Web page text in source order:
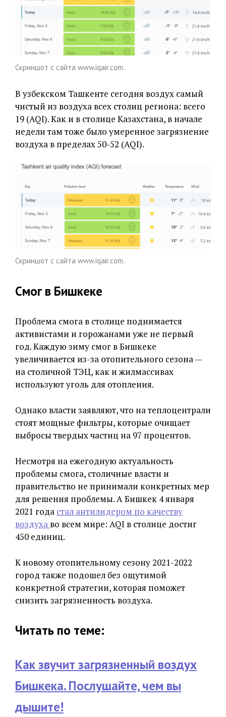
Скриншот с сайта www.iqair.com.
В узбекском Ташкенте сегодня воздух самый
чистый из воздуха всех столиц региона: всего
19 (AQI). Как и в столице Казахстана, в начале
недели там тоже было умеренное загрязнение
воздуха в пределах 50-52 (AQI).
Скриншот с сайта www.iqair.com.
Смог в Бишкеке
Проблема смога в столице поднимается
активистами и горожанами уже не первый
год. Каждую зиму смог в Бишкеке
увеличивается из-за отопительного сезона —
на столичной ТЭЦ, как и жилмассивах
используют уголь для отопления.
Однако власти заявляют, что на теплоцентрали
стоят мощные фильтры, которые очищает
выбросы твердых частиц на 97 процентов.
Несмотря на ежегодную актуальность
проблемы смога, столичные власти и
правительство не принимали конкретных мер
для решения проблемы. А Бишкек 4 января
2021 года стал антилидером по качеству
воздуха во всем мире: AQI в столице достиг
450 единиц.
К новому отопительному сезону 2021-2022
город также подошел без ощутимой
конкретной стратегии, которая поможет
снизить загрязненность воздуха.
Читать по теме:
Как звучит загрязненный воздух
Бишкека. Послушайте, чем вы
дышите!